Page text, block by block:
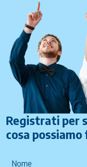
Registrati per
cosa